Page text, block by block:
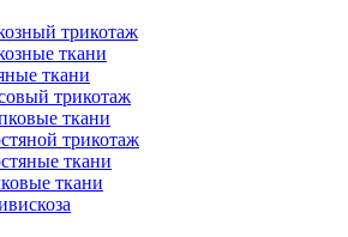
трикотаж
ткани
ткани
трикотаж
ткани
трикотаж
ткани
ткани